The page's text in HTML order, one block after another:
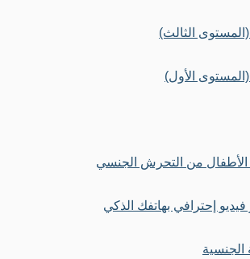
الثالث)
الأول)
من التحرش الجنسي
إحترافي بهاتفك الذكي